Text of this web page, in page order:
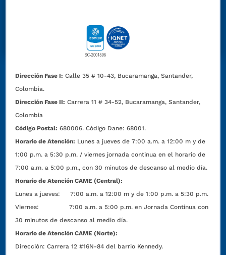
Dirección Fase I: Calle 35 # 10-43, Bucaramanga, Santander,
Colombia.
Dirección Fase II: Carrera 11 # 34-52, Bucaramanga, Santander,
Colombia
Código Postal: 680006. Código Dane: 68001.
Horario de Atención: Lunes a jueves de 7:00 a.m. a 12:00 m y de
1:00 p.m. a 5:30 p.m. / viernes jornada continua en el horario de
7:00 a.m. a 5:00 p.m., con 30 minutos de descanso al medio día.
Horario de Atención CAME (Central):
Lunes a jueves: 7:00 a.m. a 12:00 m y de 1:00 p.m. a 5:30 p.m.
Viernes: 7:00 a.m. a 5:00 p.m. en Jornada Continua con
30 minutos de descanso al medio día.
Horario de Atención CAME (Norte):
Dirección:Carrera 12 #16N-84 del barrio Kennedy.